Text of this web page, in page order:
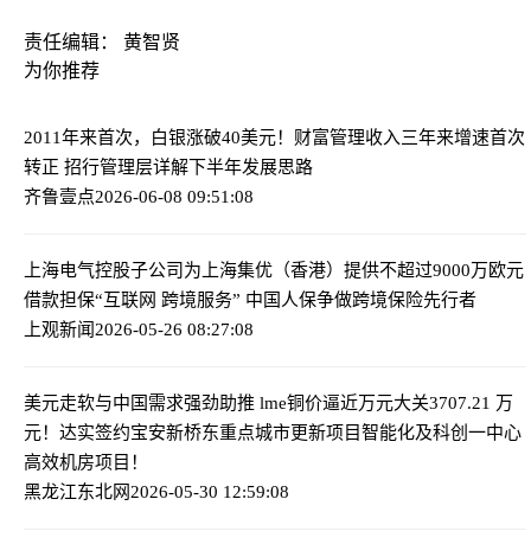
责任编辑： 黄智贤
为你推荐
2011年来首次，白银涨破40美元！ 财富管理收入三年来增速首次
转正 招行管理层详解下半年发展思路
齐鲁壹点2026-06-08 09:51:08
上海电气控股子公司为上海集优（香港）提供不超过9000万欧元
借款担保“互联网 跨境服务” 中国人保争做跨境保险先行者
上观新闻2026-05-26 08:27:08
美元走软与中国需求强劲助推 lme铜价逼近万元大关3707.21 万
元！达实签约宝安新桥东重点城市更新项目智能化及科创一中心
高效机房项目！
黑龙江东北网2026-05-30 12:59:08